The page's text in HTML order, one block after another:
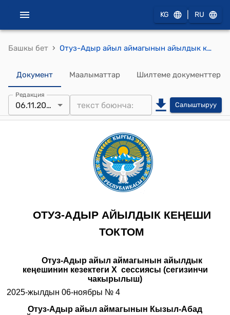
KG RU
Башкы бет › Отуз-Адыр айыл аймагынын айылдык кеңешинин 2025-жылдын 06-ноябрындагы №4 Отуз-Адыр айыл аймагынын Кызыл-Абад айылындагы аталышы жок кѳчѳгө татыктуу инсандын ысымсын ыйгаруу жѳнүндѳ токтому
Документ Маалыматтар Шилтеме документтер
Редакция
06.11.2025 Салыштыруу